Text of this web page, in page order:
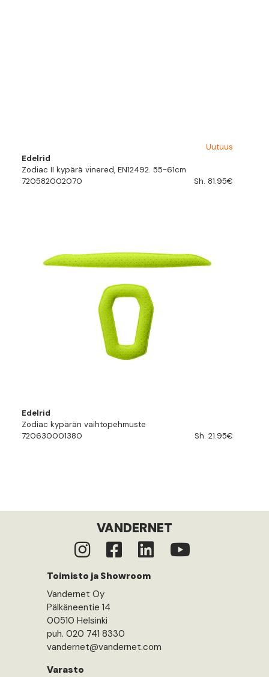
Uutuus
Edelrid
Zodiac II kypärä vinered, EN12492. 55-61cm
720582002070
Sh. 81.95€
Edelrid
Zodiac kypärän vaihtopehmuste
720630001380
Sh. 21.95€
VANDERNET
Toimisto ja Showroom
Vandernet Oy
Pälkäneentie 14
00510 Helsinki
puh. 020 741 8330
vandernet@vandernet.com
Varasto